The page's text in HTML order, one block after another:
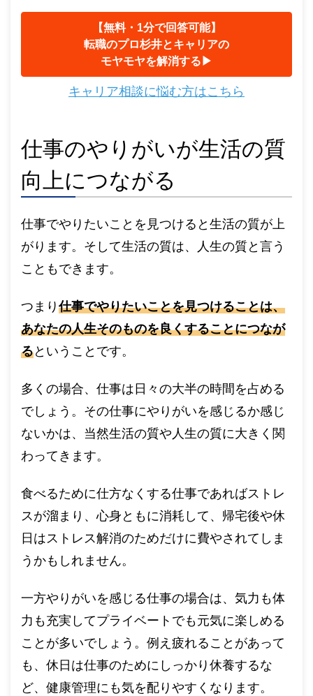
【無料・1分で回答可能】
転職のプロ杉井とキャリアの
モヤモヤを解消する▶︎
キャリア相談に悩む方はこちら
仕事のやりがいが生活の質
向上につながる
仕事でやりたいことを見つけると生活の質が上
がります。そして生活の質は、人生の質と言う
こともできます。
つまり仕事でやりたいことを見つけることは、
あなたの人生そのものを良くすることにつなが
るということです。
多くの場合、仕事は日々の大半の時間を占める
でしょう。その仕事にやりがいを感じるか感じ
ないかは、当然生活の質や人生の質に大きく関
わってきます。
食べるために仕方なくする仕事であればストレ
スが溜まり、心身ともに消耗して、帰宅後や休
日はストレス解消のためだけに費やされてしま
うかもしれません。
一方やりがいを感じる仕事の場合は、気力も体
力も充実してプライベートでも元気に楽しめる
ことが多いでしょう。例え疲れることがあって
も、休日は仕事のためにしっかり休養するな
ど、健康管理にも気を配りやすくなります。